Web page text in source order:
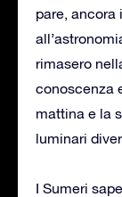
pare, ancora
rimasero
conoscenza
mattina e la
luminari
I Sumeri